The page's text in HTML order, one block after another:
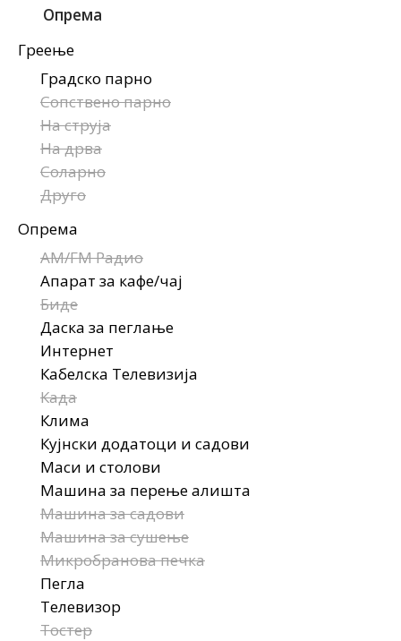
Опрема
Греење
Градско парно
Сопствено парно
На струја
На дрва
Соларно
Друго
Опрема
AM/FM Радио
Апарат за кафе/чај
Биде
Даска за пеглање
Интернет
Кабелска Телевизија
Када
Клима
Кујнски додатоци и садови
Маси и столови
Машина за перење алишта
Машина за садови
Машина за сушење
Микробранова печка
Пегла
Телевизор
Тостер